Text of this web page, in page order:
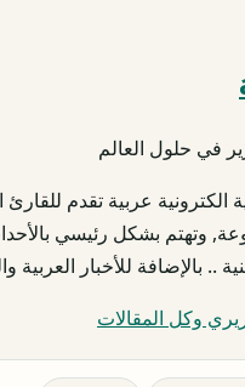
في حلول العالم
الكترونية عربية تقدم للقارئ
وتهتم بشكل رئيسي
.. بالإضافة للأخبار العربية
وكل المقالات